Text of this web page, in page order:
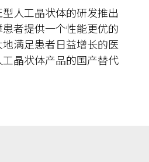
人工晶状体的研发推出
者提供一个性能更优的
满足患者日益增长的医
晶状体产品的国产替代